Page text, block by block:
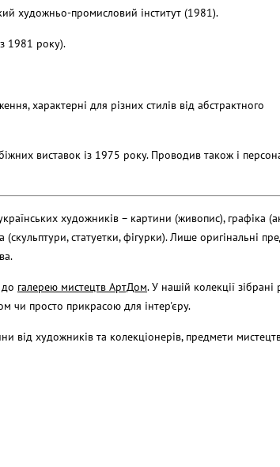
художньо-промисловий інститут (1981).
1981 року).
характерні для різних стилів від абстрактного
виставок із 1975 року. Проводив також і
художників – картини (живопис), графіка
статуетки, фігурки). Лише оригінальні
галерею мистецтв АртДом. У нашій колекції зібрані
чи просто прикрасою для інтер'єру.
від художників та колекціонерів, предмети